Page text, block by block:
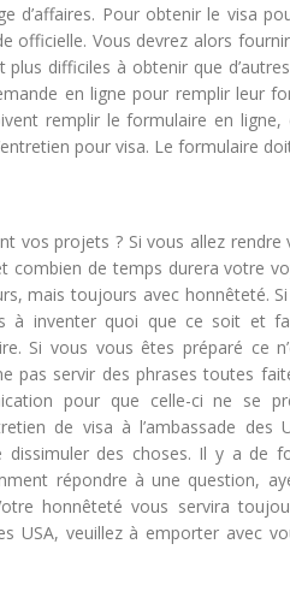
d’affaires. Pour obtenir le visa
officielle. Vous devrez alors
difficiles à obtenir que
en ligne pour remplir leur
remplir le formulaire en ligne,
pour visa. Le formulaire
vos projets ? Si vous allez
de temps durera votre
mais toujours avec honnêteté.
à inventer quoi que ce soit et
Si vous vous êtes préparé ce
pas servir des phrases toutes
pour que celle-ci ne se
de visa à l’ambassade des
des choses. Il y a de
répondre à une question,
honnêteté vous servira
USA, veuillez à emporter avec